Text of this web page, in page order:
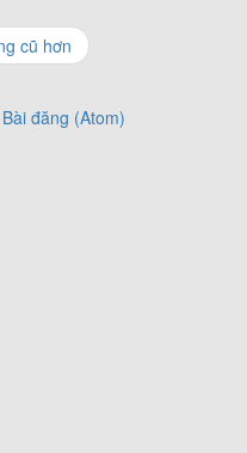
cũ hơn
Bài đăng (Atom)